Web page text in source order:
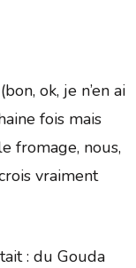
ok, je n’en ai
fois mais
fromage, nous,
vraiment
: du Gouda